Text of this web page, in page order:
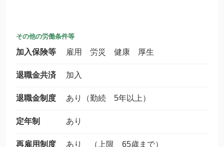
その他の労働条件等
加入保険等 雇用 労災 健康 厚生
退職金共済 加入
退職金制度 あり（勤続 5年以上）
定年制 あり
再雇用制度 あり （上限 65歳まで）